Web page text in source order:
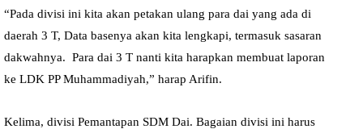
“Pada divisi ini kita akan petakan ulang para dai yang ada di
daerah 3 T, Data basenya akan kita lengkapi, termasuk sasaran
dakwahnya. Para dai 3 T nanti kita harapkan membuat laporan
ke LDK PP Muhammadiyah,” harap Arifin.
Kelima, divisi Pemantapan SDM Dai. Bagaian divisi ini harus